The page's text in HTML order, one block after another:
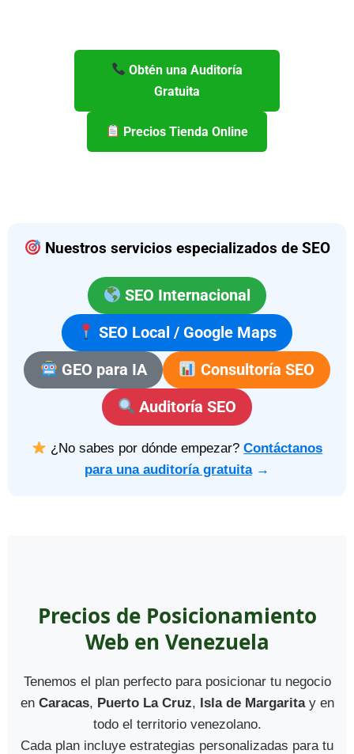
Obtén una Auditoría
Gratuita
Precios Tienda Online
Nuestros servicios especializados de SEO
SEO Internacional
SEO Local / Google Maps
GEO para IA
Consultoría SEO
Auditoría SEO
¿No sabes por dónde empezar?Contáctanos
para una auditoría gratuita→
Precios de Posicionamiento
Web en Venezuela
Tenemos el plan perfecto para posicionar tu negocio
en Caracas, Puerto La Cruz, Isla de Margaritay en
todo el territorio venezolano.
Cada plan incluye estrategias personalizadas para tu